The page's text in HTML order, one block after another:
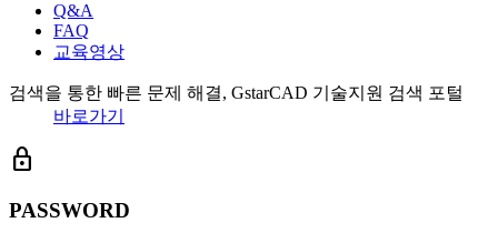
Q&A
FAQ
교육영상
검색을 통한 빠른 문제 해결, GstarCAD 기술지원 검색 포털
바로가기
lock
PASSWORD